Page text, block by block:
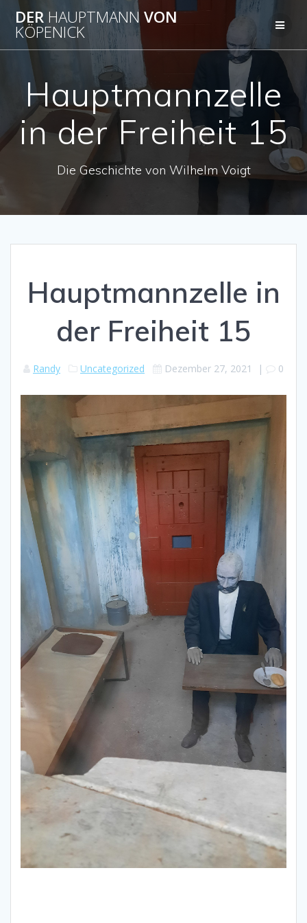
Inhalt
DER HAUPTMANNVON
KÖPENICK
Hauptmannzelle
in der Freiheit 15
Die Geschichte von Wilhelm Voigt
Hauptmannzelle in
der Freiheit 15
Randy Uncategorized Dezember 27, 2021 | 0